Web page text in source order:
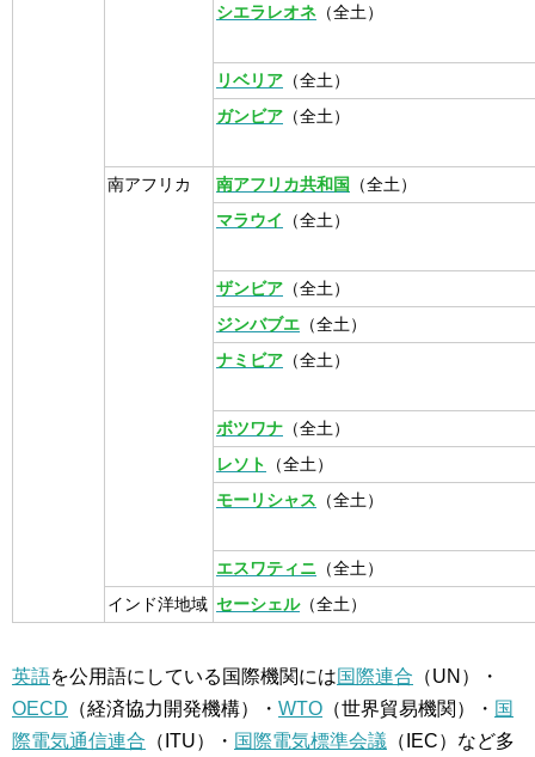
シエラレオネ （全土）
リベリア （全土）
ガンビア （全土）
南アフリカ 南アフリカ共和国
（全土）
マラウイ
（全土）
ザンビア （全土）
ジンバブエ （全土）
ナミビア （全土）
ボツワナ （全土）
レソト
（全土）
モーリシャス （全土）
エスワティニ （全土）
インド洋地域 セーシェル（全土）
英語を公用語にしている国際機関には国際連合 （UN）・
OECD （経済協力開発機構）・ WTO （世界貿易機関）・ 国
際電気通信連合 （ITU）・ 国際電気標準会議 （IEC）など多